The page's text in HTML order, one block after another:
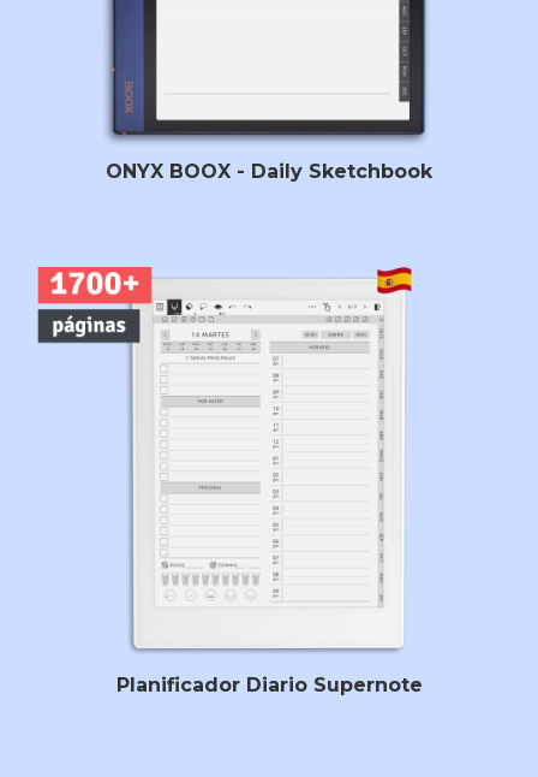
ONYX BOOX - Daily Sketchbook
Planificador Diario Supernote